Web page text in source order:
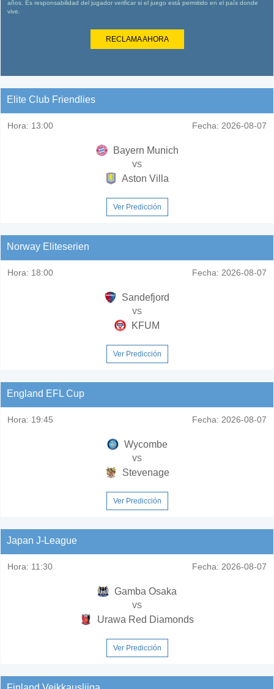
años. Es responsabilidad del jugador verificar si el juego está permitido en el país donde
vive.
RECLAMA AHORA
Elite Club Friendlies
Hora: 13:00 Fecha: 2026-08-07
Bayern Munich
vs
Aston Villa
Ver Predicción
Norway Eliteserien
Hora: 18:00 Fecha: 2026-08-07
Sandefjord
vs
KFUM
Ver Predicción
England EFL Cup
Hora: 19:45 Fecha: 2026-08-07
Wycombe
vs
Stevenage
Ver Predicción
Japan J-League
Hora: 11:30 Fecha: 2026-08-07
Gamba Osaka
vs
Urawa Red Diamonds
Ver Predicción